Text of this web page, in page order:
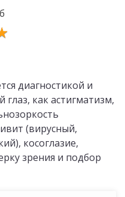
диагностикой и
глаз, как астигматизм,
(вирусный,
косоглазие,
зрения и подбор